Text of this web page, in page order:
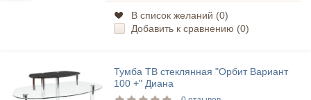
В список желаний (0)
Добавить к сравнению (0)
Тумба ТВ стеклянная "Орбит Вариант
100 +" Диана